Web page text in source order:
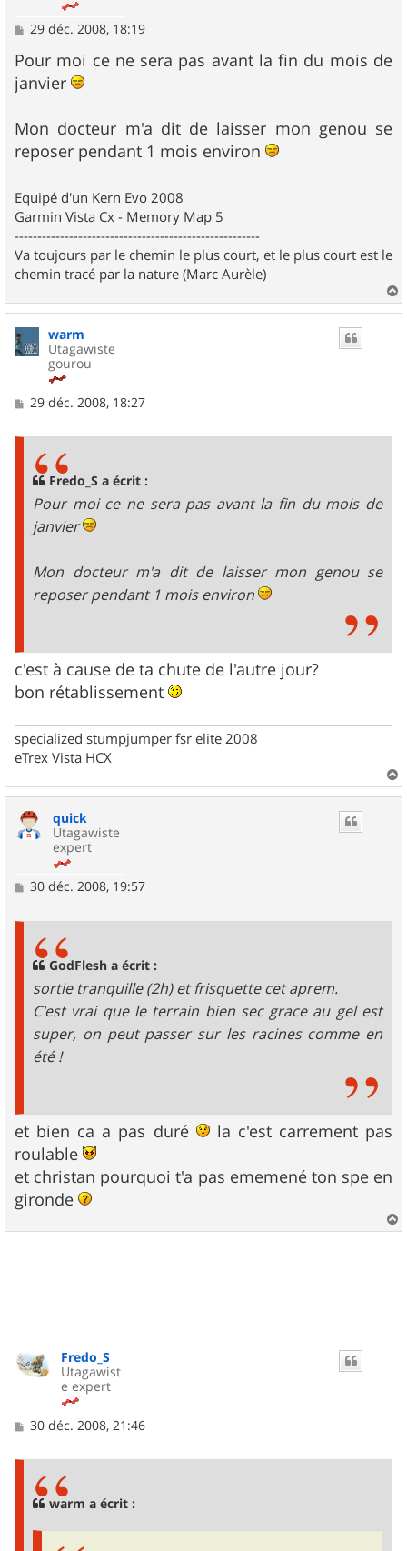
M
s
s
a
29 déc. 2008, 18:19
Pour moi ce ne sera pas avant la fin du mois de
janvier
Mon docteur m'a dit de laisser mon genou se
reposer pendant 1 mois environ
Equipé d'un Kern Evo 2008
Garmin Vista Cx - Memory Map 5
------------------------------------------------------
Va toujours par le chemin le plus court, et le plus court est le
chemin tracé par la nature (Marc Aurèle)
a
warm
Utagawiste
gourou
M
29 déc. 2008, 18:27
Fredo_S a écrit :
Pour moi ce ne sera pas avant la fin du mois de
janvier
Mon docteur m'a dit de laisser mon genou se
reposer pendant 1 mois environ
c'est à cause de ta chute de l'autre jour?
bon rétablissement
specialized stumpjumper fsr elite 2008
eTrex Vista HCX
a
quick
Utagawiste
expert
M
30 déc. 2008, 19:57
GodFlesh a écrit :
sortie tranquille (2h) et frisquette cet aprem.
C'est vrai que le terrain bien sec grace au gel est
super, on peut passer sur les racines comme en
été !
et bien ca a pas duré
la c'est carrement pas
roulable
et christan pourquoi t'a pas ememené ton spe en
gironde
a
Fredo_S
Utagawist
e expert
M
30 déc. 2008, 21:46
warm a écrit :